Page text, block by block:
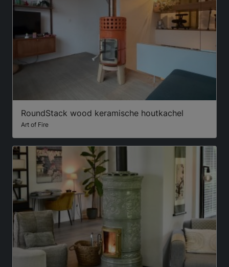
RoundStack wood keramische houtkachel
Art of Fire